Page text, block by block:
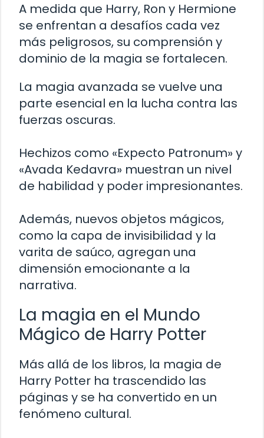
A medida que Harry, Ron y Hermione
se enfrentan a desafíos cada vez
más peligrosos, su comprensión y
dominio de la magia se fortalecen.
La magia avanzada se vuelve una
parte esencial en la lucha contra las
fuerzas oscuras.
Hechizos como «Expecto Patronum» y
«Avada Kedavra» muestran un nivel
de habilidad y poder impresionantes.
Además, nuevos objetos mágicos,
como la capa de invisibilidad y la
varita de saúco, agregan una
dimensión emocionante a la
narrativa.
La magia en el Mundo
Mágico de Harry Potter
Más allá de los libros, la magia de
Harry Potter ha trascendido las
páginas y se ha convertido en un
fenómeno cultural.